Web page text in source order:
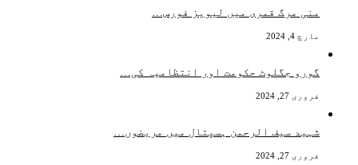
منی مرگ قمری میں لیویز فورس…
مارچ 4, 2024
گورو جگلوٹ حکومت اور انتظامیہ کی…
فروری 27, 2024
شہید سیف الرحمن ہسپتال میں مریضوں…
فروری 27, 2024